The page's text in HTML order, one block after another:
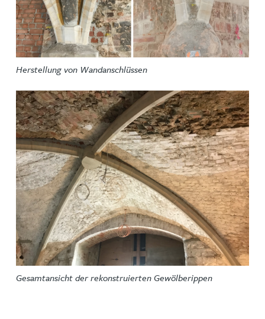
Herstellung von Wandanschlüssen
Gesamtansicht der rekonstruierten Gewölberippen